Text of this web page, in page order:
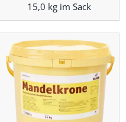
15,0 kg im Sack